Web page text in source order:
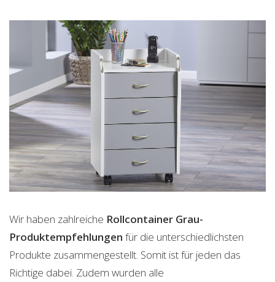
Wir haben zahlreiche Rollcontainer Grau-
Produktempfehlungen für die unterschiedlichsten
Produkte zusammengestellt. Somit ist für jeden das
Richtige dabei. Zudem wurden alle